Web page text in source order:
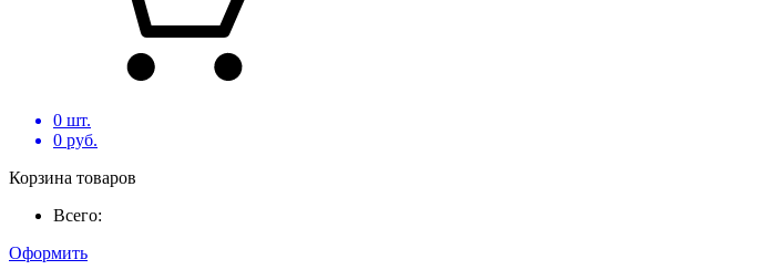
0 шт.
0 руб.
Корзина товаров
Всего:
Оформить